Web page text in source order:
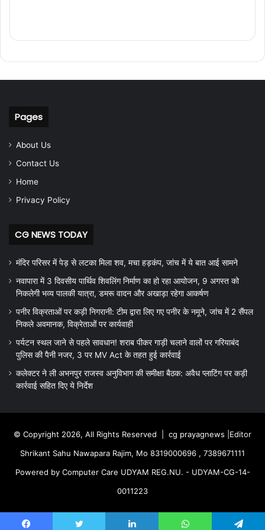
Pages
About Us
Contact Us
Home
Privacy Policy
CG NEWS TODAY
मंदिर परिसर में पेड़ से लटका मिला शव, मचा हड़कंप, जांच में ये बात आई सामने
नवापारा में 3 दिवसीय पार्थिव शिवलिंग निर्माण का हो रहा आयोजन, 9 अगस्त को
निकलेगी भव्य पालकी यात्रा, डमरू वादन और अखाड़ा रहेगा आकर्षण
पनीर विक्रताओं पर कड़ी निगरानी: टीम द्वारा लिए गए पनीर के नमूने, जांच में 2 सैंपल
निकले अवमानक, विक्रेताओं पर कार्यवाही
पर्यटन स्थल जाने से पहले सावधान! शराब पीकर गाड़ी चलाने वालों पर गरियाबंद
पुलिस की पैनी नजर, 3 पर MV Act के तहत हुई कार्रवाई
कलेक्टर ने ली अभनपुर राजस्व अनुविभाग की समीक्षा बैठक: अवैध प्लाटिंग पर कड़ी
कार्रवाई सहित दिए ये निर्देश
© Copyright 2026, All Rights Reserved | cg prayagnews |Editor
Shrikant Sahu Nawapara Rajim, Mo 8319000696 , 7389671111
Powered by Computer Care UDYAM REG.NU. - UDYAM-CG-14-
0011223